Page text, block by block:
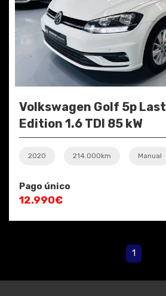
Volkswagen Golf 5p Last
Edition 1.6 TDI 85 kW
2020 214.000km Manual
Pago único
12.990€
1